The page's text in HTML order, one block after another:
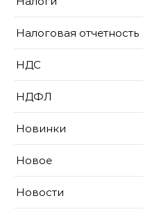
Налоговая отчетность
НДС
НДФЛ
Новинки
Новое
Новости